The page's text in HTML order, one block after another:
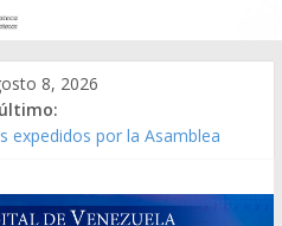
8, 2026
expedidos por la Asamblea
gráfico]